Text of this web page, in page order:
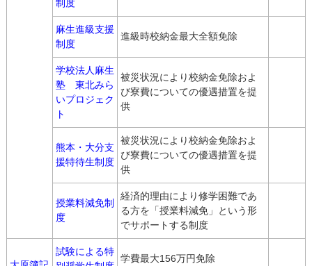
制度
麻生進級支援
制度
進級時校納金最大全額免除
学校法人麻生
塾 東北みら
いプロジェク
ト
被災状況により校納金免除およ
び寮費についての優遇措置を提
供
熊本・大分支
援特待生制度
被災状況により校納金免除およ
び寮費についての優遇措置を提
供
授業料減免制
度
経済的理由により修学困難であ
る方を「授業料減免」という形
でサポートする制度
試験による特
学費最大156万円免除